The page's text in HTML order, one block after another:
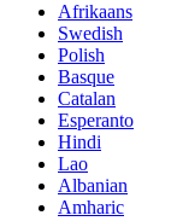
Afrikaans
Swedish
Polish
Basque
Catalan
Esperanto
Hindi
Lao
Albanian
Amharic